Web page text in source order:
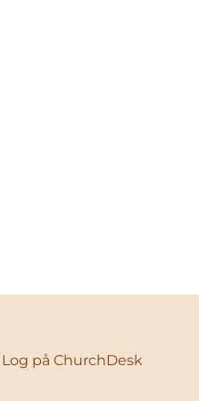
Log på ChurchDesk